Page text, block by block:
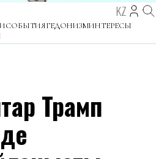
KZ
СОБЫТИЯГЕДОНИЗМИНТЕРЕСЫ
Трамп